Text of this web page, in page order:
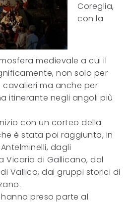
Coreglia,
con la
medievale a cui il
non solo per
ma anche per
itinerante negli angoli più
con un corteo della
è stata poi raggiunta, in
dagli
Vicaria di Gallicano, dal
Vallico, dai gruppi storici di
preso parte al